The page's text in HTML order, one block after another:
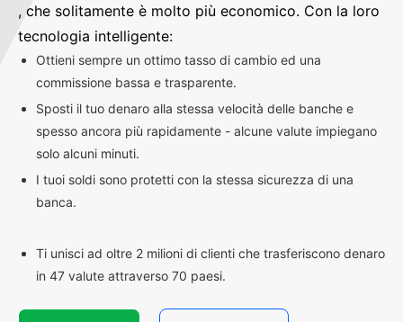
, che solitamente è molto più economico. Con la loro
tecnologia intelligente:
Ottieni sempre un ottimo tasso di cambio ed una
commissione bassa e trasparente.
Sposti il tuo denaro alla stessa velocità delle banche e
spesso ancora più rapidamente - alcune valute impiegano
solo alcuni minuti.
I tuoi soldi sono protetti con la stessa sicurezza di una
banca.
Ti unisci ad oltre 2 milioni di clienti che trasferiscono denaro
in 47 valute attraverso 70 paesi.